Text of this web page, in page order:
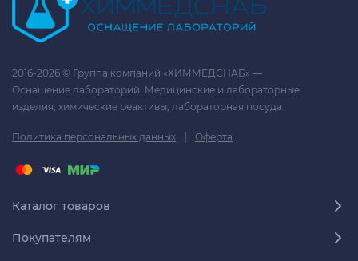
2016-2026 © Группа компаний «ХИММЕДСНАБ» —
Оснащение лабораторий. Медицинские и лабораторные
изделия, химические реактивы, лабораторная посуда.
Политика персональных данных | Оферта
Каталог товаров
Покупателям